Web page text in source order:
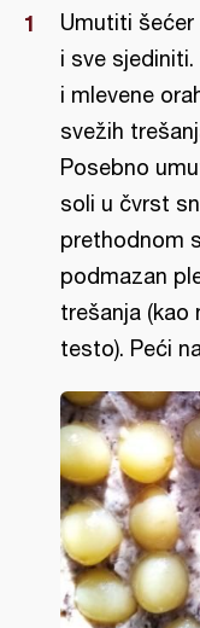
Umutiti
i sve
i mlevene
svežih
Posebno
soli u čvrst
prethodnom
podmazan
trešanja (kao
testo). Peći